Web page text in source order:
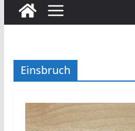
Einsbruch